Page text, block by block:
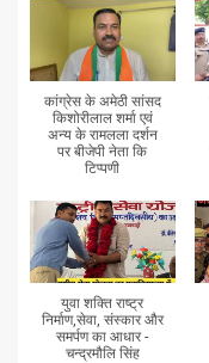
कांग्रेस के अमेठी सांसद
किशोरीलाल शर्मा एवं
अन्य के रामलला दर्शन
पर बीजेपी नेता कि
टिप्पणी
युवा शक्ति राष्ट्र
निर्माण,सेवा, संस्कार और
समर्पण का आधार -
चन्द्रमौलि सिंह